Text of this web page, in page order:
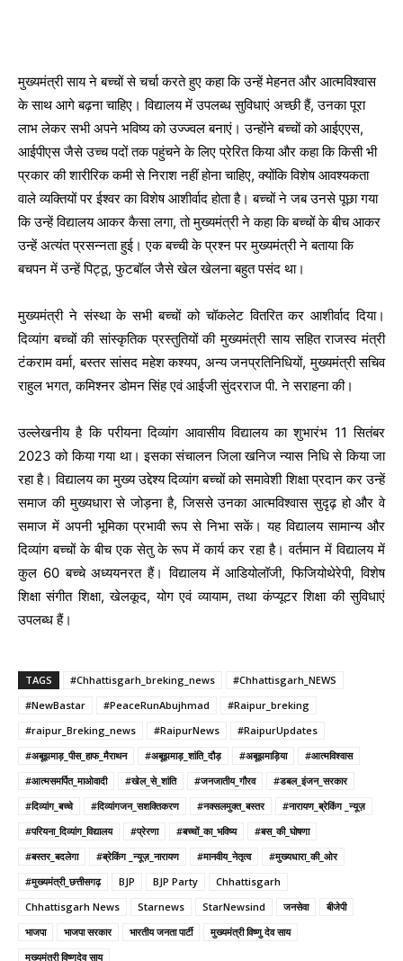
मुख्यमंत्री साय ने बच्चों से चर्चा करते हुए कहा कि उन्हें मेहनत और आत्मविश्वास
के साथ आगे बढ़ना चाहिए। विद्यालय में उपलब्ध सुविधाएं अच्छी हैं, उनका पूरा
लाभ लेकर सभी अपने भविष्य को उज्ज्वल बनाएं। उन्होंने बच्चों को आईएएस,
आईपीएस जैसे उच्च पदों तक पहुंचने के लिए प्रेरित किया और कहा कि किसी भी
प्रकार की शारीरिक कमी से निराश नहीं होना चाहिए, क्योंकि विशेष आवश्यकता
वाले व्यक्तियों पर ईश्वर का विशेष आशीर्वाद होता है। बच्चों ने जब उनसे पूछा गया
कि उन्हें विद्यालय आकर कैसा लगा, तो मुख्यमंत्री ने कहा कि बच्चों के बीच आकर
उन्हें अत्यंत प्रसन्नता हुई। एक बच्ची के प्रश्न पर मुख्यमंत्री ने बताया कि
बचपन में उन्हें पिट्ठू, फुटबॉल जैसे खेल खेलना बहुत पसंद था।
मुख्यमंत्री ने संस्था के सभी बच्चों को चॉकलेट वितरित कर आशीर्वाद दिया।
दिव्यांग बच्चों की सांस्कृतिक प्रस्तुतियों की मुख्यमंत्री साय सहित राजस्व मंत्री
टंकराम वर्मा, बस्तर सांसद महेश कश्यप, अन्य जनप्रतिनिधियों, मुख्यमंत्री सचिव
राहुल भगत, कमिश्नर डोमन सिंह एवं आईजी सुंदरराज पी. ने सराहना की।
उल्लेखनीय है कि परीयना दिव्यांग आवासीय विद्यालय का शुभारंभ 11 सितंबर
2023 को किया गया था। इसका संचालन जिला खनिज न्यास निधि से किया जा
रहा है। विद्यालय का मुख्य उद्देश्य दिव्यांग बच्चों को समावेशी शिक्षा प्रदान कर उन्हें
समाज की मुख्यधारा से जोड़ना है, जिससे उनका आत्मविश्वास सुदृढ़ हो और वे
समाज में अपनी भूमिका प्रभावी रूप से निभा सकें। यह विद्यालय सामान्य और
दिव्यांग बच्चों के बीच एक सेतु के रूप में कार्य कर रहा है। वर्तमान में विद्यालय में
कुल 60 बच्चे अध्ययनरत हैं। विद्यालय में आडियोलॉजी, फिजियोथेरेपी, विशेष
शिक्षा संगीत शिक्षा, खेलकूद, योग एवं व्यायाम, तथा कंप्यूटर शिक्षा की सुविधाएं
उपलब्ध हैं।
TAGS #Chhattisgarh_breking_news
#Chhattisgarh_NEWS
#NewBastar
#PeaceRunAbujhmad
#Raipur_breking
#raipur_Breking_news
#RaipurNews
#RaipurUpdates
#अबूझमाड़_पीस_हाफ_मैराथन
#अबूझमाड़_शांति_दौड़ #अबूझमाड़िया
#आत्मविश्वास
#आत्मसमर्पित_माओवादी
#खेल_से_शांति #जनजातीय_गौरव
#डबल_इंजन_सरकार
#दिव्यांग_बच्चे
#दिव्यांगजन_सशक्तिकरण #नक्सलमुक्त_बस्तर
#नारायण_ब्रेकिंग _न्यूज़
#परियना_दिव्यांग_विद्यालय
#प्रेरणा #बच्चों_का_भविष्य
#बस_की_घोषणा
#बस्तर_बदलेगा
#ब्रेकिंग _न्यूज़_नारायण #मानवीय_नेतृत्व
#मुख्यधारा_की_ओर
#मुख्यमंत्री_छत्तीसगढ़
BJP BJP Party
Chhattisgarh
Chhattisgarh News
Starnews StarNewsind जनसेवा
बीजेपी
भाजपा
भाजपा सरकार भारतीय जनता पार्टी
मुख्यमंत्री विष्णु देव साय
मुख्यमंत्री विष्णुदेव साय